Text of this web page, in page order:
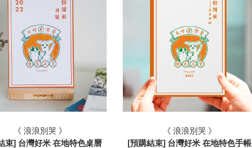
《 浪浪別哭 》
束] 台灣好米 在地特色桌曆
《 浪浪別哭 》
[預購結束] 台灣好米 在地特色手帳